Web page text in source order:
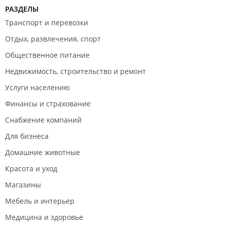
РАЗДЕЛЫ
Транспорт и перевозки
Отдых, развлечения, спорт
Общественное питание
Недвижимость, строительство и ремонт
Услуги населению
Финансы и страхование
Снабжение компаний
Для бизнеса
Домашние животные
Красота и уход
Магазины
Мебель и интерьер
Медицина и здоровье